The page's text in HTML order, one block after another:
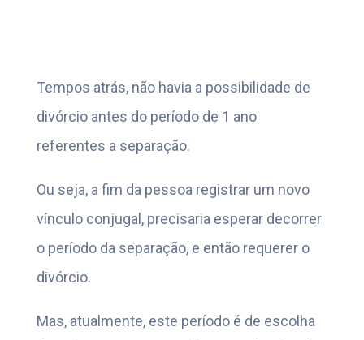
Tempos atrás, não havia a possibilidade de
divórcio antes do período de 1 ano
referentes a separação.
Ou seja, a fim da pessoa registrar um novo
vínculo conjugal, precisaria esperar decorrer
o período da separação, e então requerer o
divórcio.
Mas, atualmente, este período é de escolha